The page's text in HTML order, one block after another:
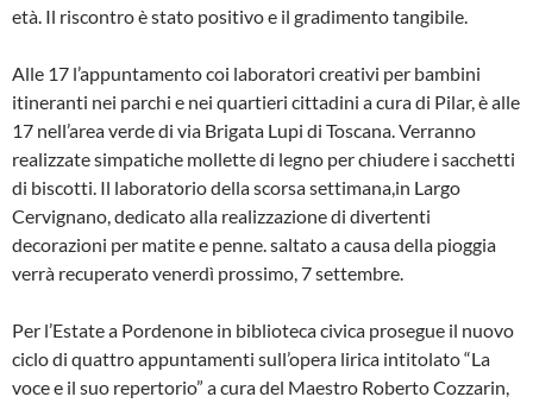
età. Il riscontro è stato positivo e il gradimento tangibile.
Alle 17 l’appuntamento coi laboratori creativi per bambini
itineranti nei parchi e nei quartieri cittadini a cura di Pilar, è alle
17 nell’area verde di via Brigata Lupi di Toscana. Verranno
realizzate simpatiche mollette di legno per chiudere i sacchetti
di biscotti. Il laboratorio della scorsa settimana,in Largo
Cervignano, dedicato alla realizzazione di divertenti
decorazioni per matite e penne. saltato a causa della pioggia
verrà recuperato venerdì prossimo, 7 settembre.
Per l’Estate a Pordenone in biblioteca civica prosegue il nuovo
ciclo di quattro appuntamenti sull’opera lirica intitolato “La
voce e il suo repertorio” a cura del Maestro Roberto Cozzarin,